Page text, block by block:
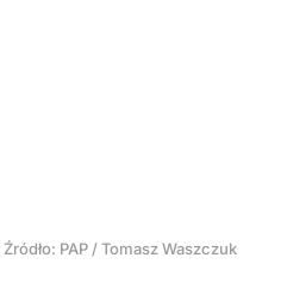
Źródło: PAP /Tomasz Waszczuk